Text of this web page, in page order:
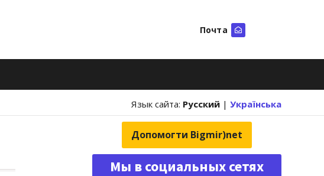
Почта
Язык сайта: Русский | Українська
Допомогти Bigmir)net
Мы в социальных сетях